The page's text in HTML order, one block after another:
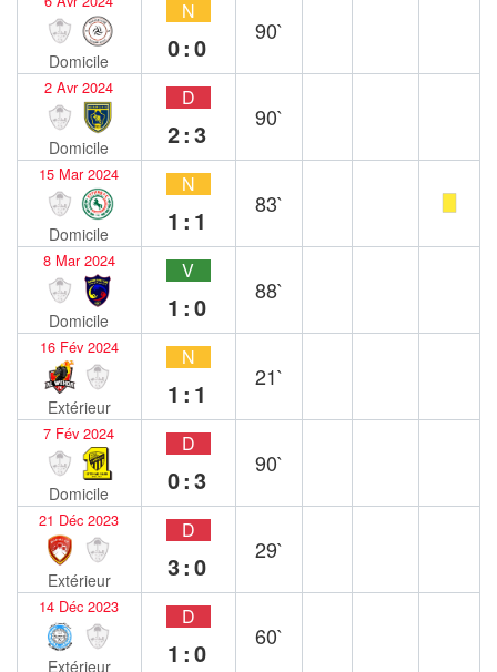
Domicile
N
0:0
90`
2 Avr 2024
Domicile
D
2:3
90`
15 Mar 2024
Domicile
N
1:1
83`
8 Mar 2024
Domicile
V
1:0
88`
16 Fév 2024
Extérieur
N
1:1
21`
7 Fév 2024
Domicile
D
0:3
90`
21 Déc 2023
Extérieur
D
3:0
29`
14 Déc 2023
Extérieur
D
1:0
60`